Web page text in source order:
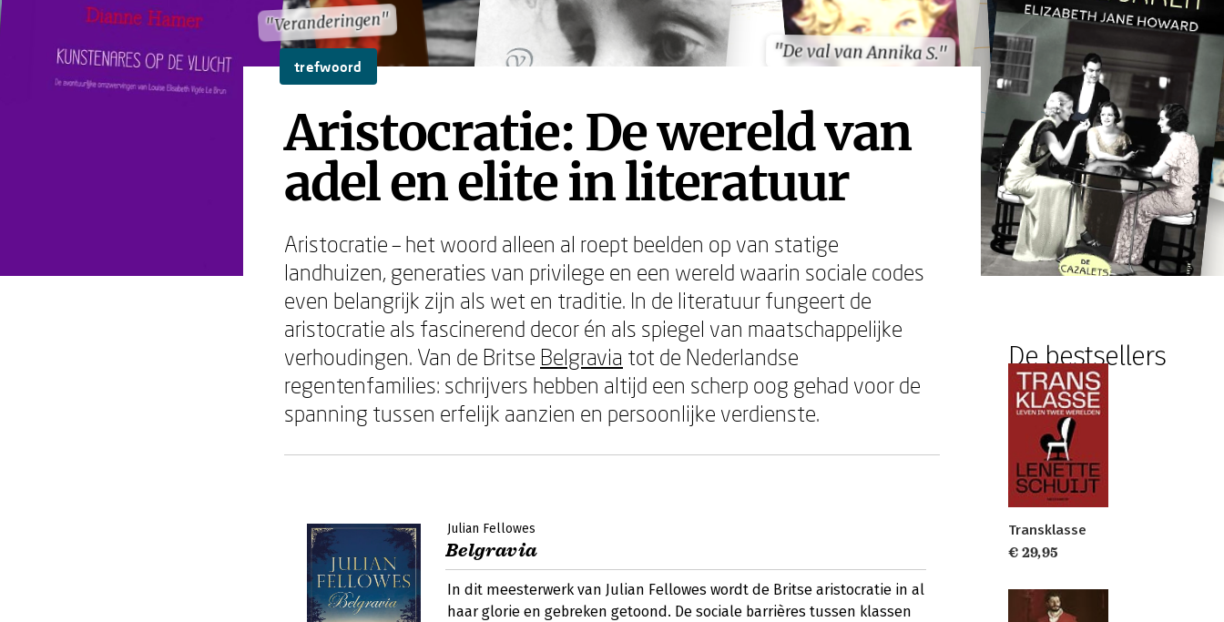
"Veranderingen"
"De val van Annika S."
"Veranderingen"
"De val van Annika S."
trefwoord
Aristocratie: De wereld van
adel en elite in literatuur
Aristocratie – het woord alleen al roept beelden op van statige
landhuizen, generaties van privilege en een wereld waarin sociale codes
even belangrijk zijn als wet en traditie. In de literatuur fungeert de
aristocratie als fascinerend decor én als spiegel van maatschappelijke
verhoudingen. Van de Britse Belgravia tot de Nederlandse
regentenfamilies: schrijvers hebben altijd een scherp oog gehad voor de
spanning tussen erfelijk aanzien en persoonlijke verdienste.
Julian Fellowes
Belgravia
In dit meesterwerk van Julian Fellowes wordt de Britse aristocratie in al
haar glorie en gebreken getoond. De sociale barrières tussen klassen
De bestsellers
Transklasse
€ 29,95